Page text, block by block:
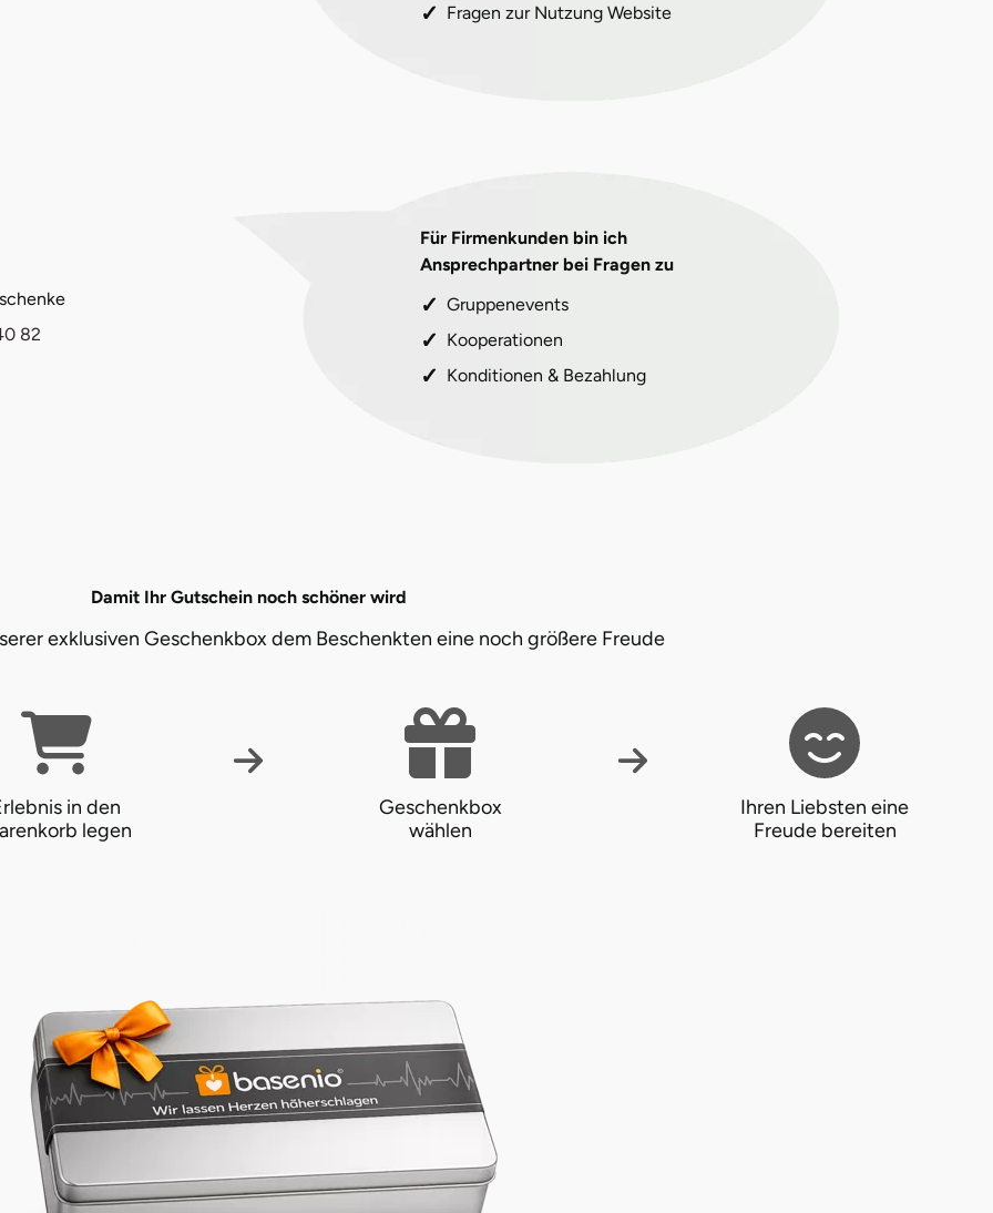
Fragen zur Nutzung Website
82
Für Firmenkunden bin ich
Ansprechpartner bei Fragen zu
Gruppenevents
Kooperationen
Konditionen & Bezahlung
Damit Ihr Gutschein noch schöner wird
exklusiven Geschenkbox dem Beschenkten eine noch größere Freude
in den
legen
Geschenkbox
wählen
Ihren Liebsten eine
Freude bereiten